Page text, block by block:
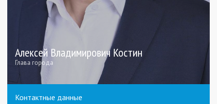
Алексей Владимирович Костин
Глава города
Контактные данные